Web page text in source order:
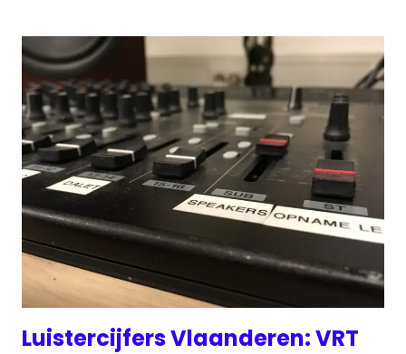
Luistercijfers Vlaanderen: VRT